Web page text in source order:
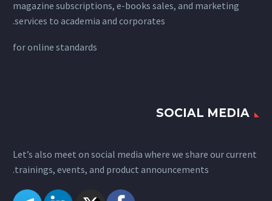
magazine subscriptions, e-books sales, and marketing
services to academia and corporates.
foronline standards
SOCIAL MEDIA
Let’s also meet on social media where we share our current
trainings, events, and product announcements.